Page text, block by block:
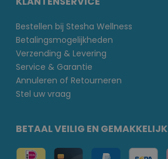
Bestellen bij Stesha Wellness
Betalingsmogelijkheden
Verzending & Levering
Service & Garantie
Annuleren of Retourneren
Stel uw vraag
BETAAL VEILIG EN GEMAKKELIJK